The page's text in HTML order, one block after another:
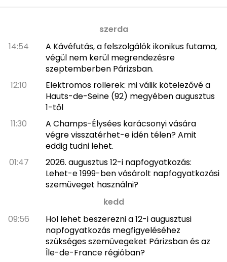
szerda
14:54
A Kávéfutás, a felszolgálók ikonikus futama,
végül nem kerül megrendezésre
szeptemberben Párizsban.
12:10
Elektromos rollerek: mi válik kötelezővé a
Hauts-de-Seine (92) megyében augusztus
1-től
11:30
A Champs-Élysées karácsonyi vására
végre visszatérhet-e idén télen? Amit
eddig tudni lehet.
01:47
2026. augusztus 12-i napfogyatkozás:
Lehet-e 1999-ben vásárolt napfogyatkozási
szemüveget használni?
kedd
09:56
Hol lehet beszerezni a 12-i augusztusi
napfogyatkozás megfigyeléséhez
szükséges szemüvegeket Párizsban és az
Île-de-France régióban?